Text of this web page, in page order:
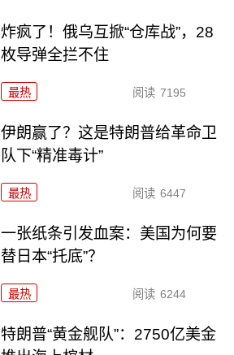
炸疯了！俄乌互掀“仓库战”，28
枚导弹全拦不住
最热 阅读 7195
伊朗赢了？这是特朗普给革命卫
队下“精准毒计”
最热 阅读 6447
一张纸条引发血案：美国为何要
替日本“托底”？
最热 阅读 6244
特朗普“黄金舰队”：2750亿美金